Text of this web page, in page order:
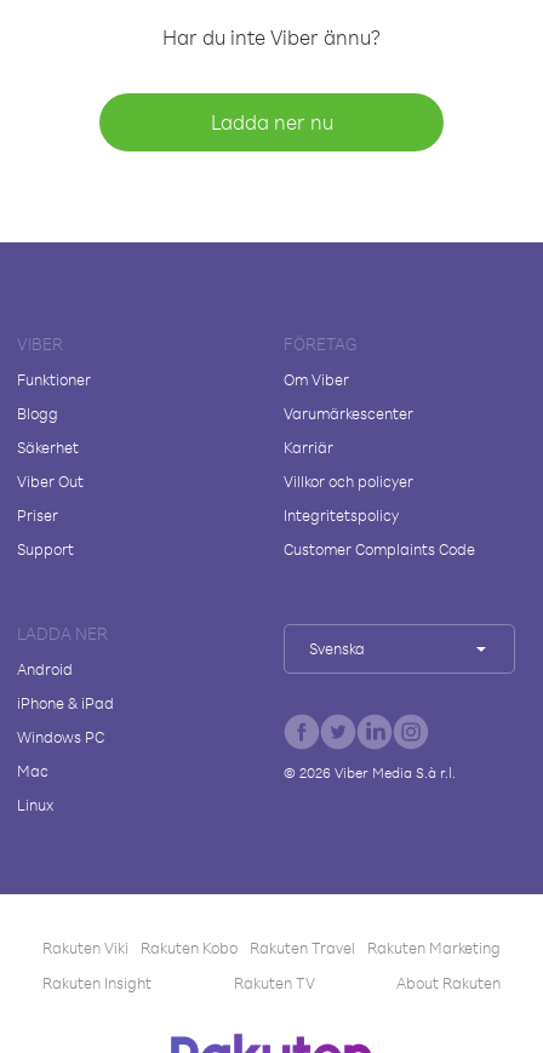
Har du inte Viber ännu?
Ladda ner nu
VIBER
Funktioner
Blogg
Säkerhet
Viber Out
Priser
Support
FÖRETAG
Om Viber
Varumärkescenter
Karriär
Villkor och policyer
Integritetspolicy
Customer Complaints Code
LADDA NER
Android
iPhone & iPad
Windows PC
Mac
Linux
Svenska
© 2026Viber Media S.à r.l.
Rakuten Viki Rakuten Kobo Rakuten Travel
Rakuten Marketing
Rakuten Insight
Rakuten TV About Rakuten